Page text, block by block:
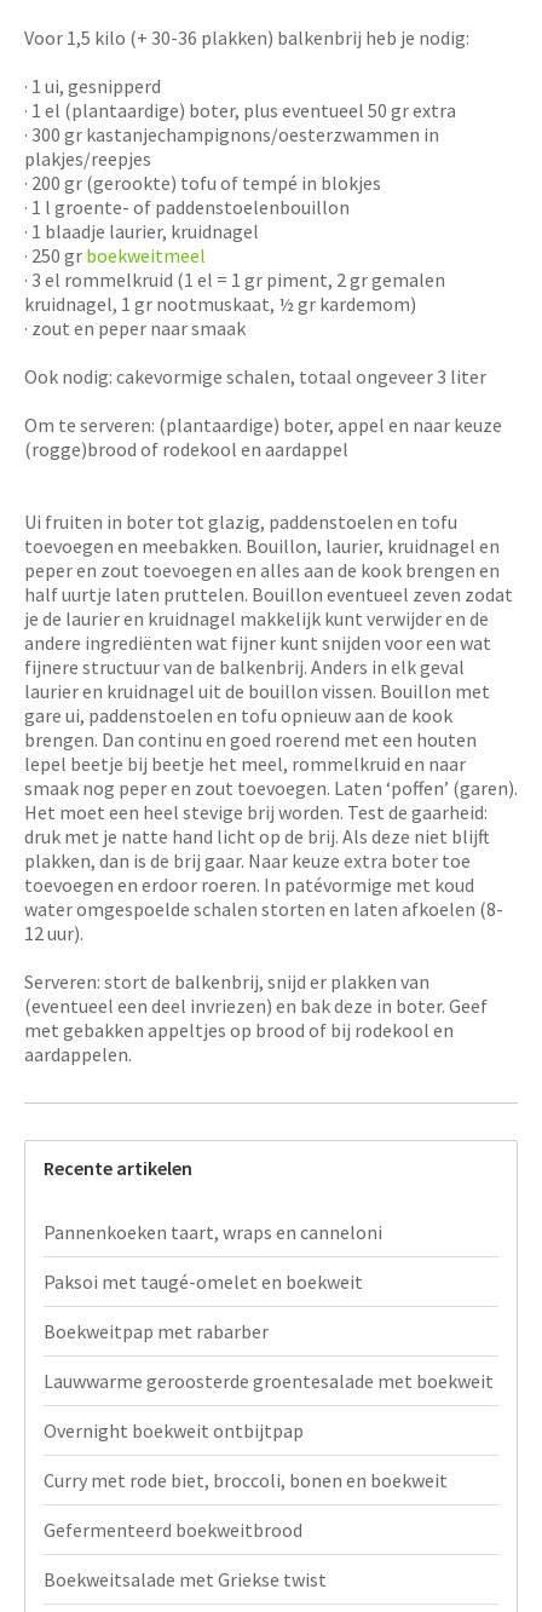
Voor 1,5 kilo (+ 30-36 plakken) balkenbrij heb je nodig:
· 1 ui, gesnipperd
· 1 el (plantaardige) boter, plus eventueel 50 gr extra
· 300 gr kastanjechampignons/oesterzwammen in
plakjes/reepjes
· 200 gr (gerookte) tofu of tempé in blokjes
· 1 l groente- of paddenstoelenbouillon
· 1 blaadje laurier, kruidnagel
· 250 gr boekweitmeel
· 3 el rommelkruid (1 el = 1 gr piment, 2 gr gemalen
kruidnagel, 1 gr nootmuskaat, ½ gr kardemom)
· zout en peper naar smaak
Ook nodig: cakevormige schalen, totaal ongeveer 3 liter
Om te serveren: (plantaardige) boter, appel en naar keuze
(rogge)brood of rodekool en aardappel
Ui fruiten in boter tot glazig, paddenstoelen en tofu
toevoegen en meebakken. Bouillon, laurier, kruidnagel en
peper en zout toevoegen en alles aan de kook brengen en
half uurtje laten pruttelen. Bouillon eventueel zeven zodat
je de laurier en kruidnagel makkelijk kunt verwijder en de
andere ingrediënten wat fijner kunt snijden voor een wat
fijnere structuur van de balkenbrij. Anders in elk geval
laurier en kruidnagel uit de bouillon vissen. Bouillon met
gare ui, paddenstoelen en tofu opnieuw aan de kook
brengen. Dan continu en goed roerend met een houten
lepel beetje bij beetje het meel, rommelkruid en naar
smaak nog peper en zout toevoegen. Laten ‘poffen’ (garen).
Het moet een heel stevige brij worden. Test de gaarheid:
druk met je natte hand licht op de brij. Als deze niet blijft
plakken, dan is de brij gaar. Naar keuze extra boter toe
toevoegen en erdoor roeren. In patévormige met koud
water omgespoelde schalen storten en laten afkoelen (8-
12 uur).
Serveren: stort de balkenbrij, snijd er plakken van
(eventueel een deel invriezen) en bak deze in boter. Geef
met gebakken appeltjes op brood of bij rodekool en
aardappelen.
Recente artikelen
Pannenkoeken taart, wraps en canneloni
Paksoi met taugé-omelet en boekweit
Boekweitpap met rabarber
Lauwwarme geroosterde groentesalade met boekweit
Overnight boekweit ontbijtpap
Curry met rode biet, broccoli, bonen en boekweit
Gefermenteerd boekweitbrood
Boekweitsalade met Griekse twist